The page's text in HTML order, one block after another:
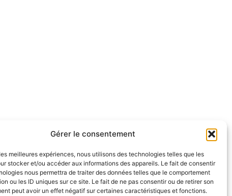
Gérer le consentement
meilleures expériences, nous utilisons des technologies telles que les
stocker et/ou accéder aux informations des appareils. Le fait de consentir
nous permettra de traiter des données telles que le comportement
ou les ID uniques sur ce site. Le fait de ne pas consentir ou de retirer son
peut avoir un effet négatif sur certaines caractéristiques et fonctions.